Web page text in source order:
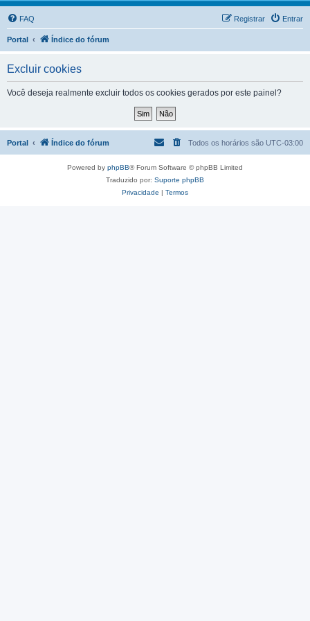
FAQ Entrar
Registrar
Portal Índice do fórum
Excluir cookies
Você deseja realmente excluir todos os cookies gerados por este painel?
Portal Índice do fórum Todos os horários são UTC-03:00
Powered by phpBB® Forum Software © phpBB Limited
Traduzido por: Suporte phpBB
Privacidade | Termos